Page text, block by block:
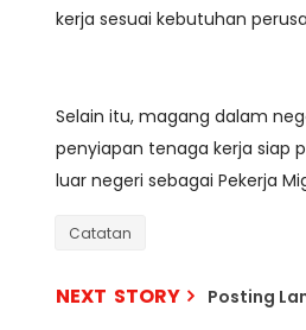
kerja sesuai kebutuhan
Selain itu, magang dalam
penyiapan tenaga kerja siap
luar negeri sebagai Pekerja
Catatan
NEXT STORY Posting